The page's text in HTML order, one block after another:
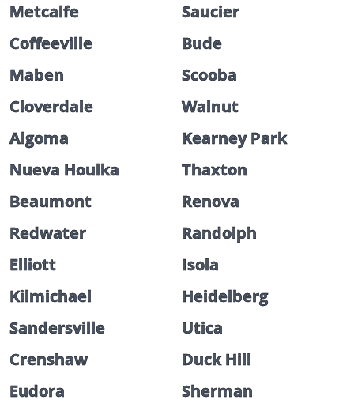
Metcalfe
Saucier
Coffeeville
Bude
Maben
Scooba
Cloverdale
Walnut
Algoma
Kearney Park
Nueva Houlka
Thaxton
Beaumont
Renova
Redwater
Randolph
Elliott
Isola
Kilmichael
Heidelberg
Sandersville
Utica
Crenshaw
Duck Hill
Eudora
Sherman